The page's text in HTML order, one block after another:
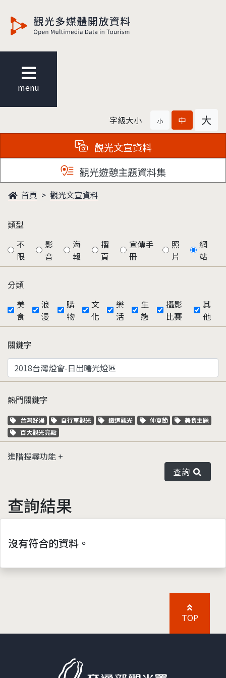
menu
字級大小 小 中 大
觀光文宣資料
觀光遊憩主題資料集
首頁 觀光文宣資料
類型
不
限
影
音
海
報
摺
頁
宣傳手
冊
照
片
網
站
分類
美
食
浪
漫
購
物
文
化
樂
活
生
態
攝影
比賽
其
他
關鍵字
熱門關鍵字
關鍵字標籤
台灣好湯 關鍵字標籤
自行車觀光 關鍵字標籤
鐵道觀光 關鍵字標籤
仲夏節 關鍵字標籤
美食主題
關鍵字標籤
百大觀光亮點
進階搜尋功能
查詢
查詢結果
沒有符合的資料。
TOP